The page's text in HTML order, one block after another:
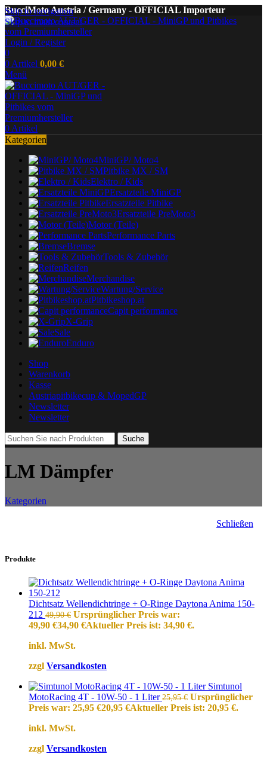
Skip to navigation
Skip to main content
BucciMoto Austria / Germany - OFFICIAL Importeur
Login / Register
0
0 Artikel 0,00 €
Menü
0 Artikel
Kategorien
MiniGP/ Moto4
Pitbike MX / SM
Elektro / Kids
Ersatzteile MiniGP
Ersatzteile Pitbike
Ersatzteile PreMoto3
Motor (Teile)
Performance Parts
Bremse
Tools & Zubehör
Reifen
Merchandise
Wartung/Service
Pitbikeshop.at
Capit performance
X-Grip
Sale
Enduro
Shop
Warenkorb
Kasse
Austriapitbikecup & MopedGP
Newsletter
Newsletter
Suche
LM Dämpfer
Kategorien
Schließen
Produkte
Dichtsatz Wellendichtringe + O-Ringe Daytona Anima 150-
212 49,90€ Ursprünglicher Preis war:
49,90 €34,90 €Aktueller Preis ist: 34,90 €.
inkl. MwSt.
zzgl Versandkosten
Simtunol
MotoRacing 4T - 10W-50 - 1 Liter25,95€ Ursprünglicher
Preis war: 25,95 €20,95 €Aktueller Preis ist: 20,95 €.
inkl. MwSt.
zzgl Versandkosten